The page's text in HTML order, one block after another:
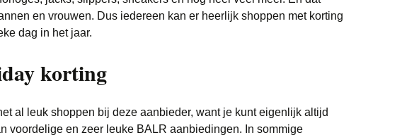
Stofzuigers deals
Televisie deals
en vrouwen. Dus iedereen kan er heerlijk shoppen met korting
dag in het jaar.
korting
al leuk shoppen bij deze aanbieder, want je kunt eigenlijk altijd
voordelige en zeer leuke BALR aanbiedingen. In sommige